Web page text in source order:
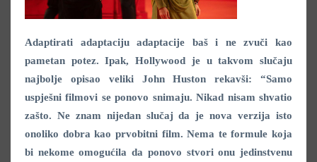
Adaptirati adaptaciju adaptacije baš i ne zvuči kao
pametan potez. Ipak, Hollywood je u takvom slučaju
najbolje opisao veliki John Huston rekavši: “Samo
uspješni filmovi se ponovo snimaju. Nikad nisam shvatio
zašto. Ne znam nijedan slučaj da je nova verzija isto
onoliko dobra kao prvobitni film. Nema te formule koja
bi nekome omogućila da ponovo stvori onu jedinstvenu